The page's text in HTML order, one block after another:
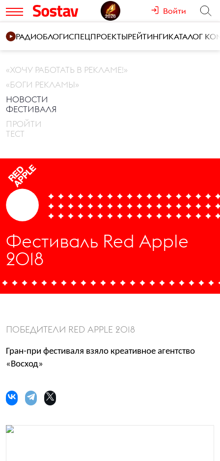
Войти
РАДИОБЛОГИСПЕЦПРОЕКТЫРЕЙТИНГИКАТАЛОГ
«ХОЧУ РАБОТАТЬ В РЕКЛАМЕ!»
«БОГИ РЕКЛАМЫ»
НОВОСТИ
ФЕСТИВАЛЯ
ПРОЙТИ
ТЕСТ
Фестиваль Red Apple
2018
ПОБЕДИТЕЛИ RED APPLE 2018
Гран-при фестиваля взяло креативное агентство
«Восход»